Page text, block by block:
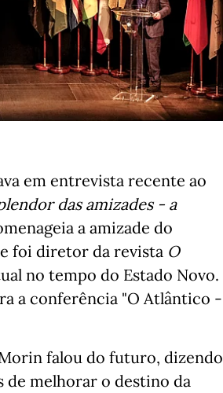
em entrevista recente ao
das amizades - a
a amizade do
foi diretor da revista O
no tempo do Estado Novo.
a conferência "O Atlântico -
falou do futuro, dizendo
de melhorar o destino da